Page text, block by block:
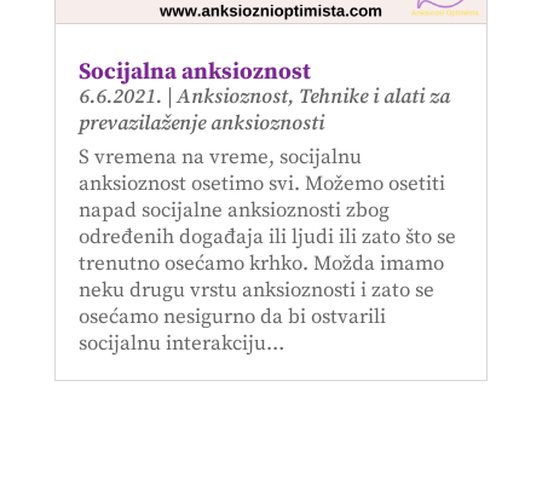
Socijalna anksioznost
6.6.2021. |Anksioznost, Tehnike i alati za
prevazilaženje anksioznosti
S vremena na vreme, socijalnu
anksioznost osetimo svi. Možemo osetiti
napad socijalne anksioznosti zbog
određenih događaja ili ljudi ili zato što se
trenutno osećamo krhko. Možda imamo
neku drugu vrstu anksioznosti i zato se
osećamo nesigurno da bi ostvarili
socijalnu interakciju…